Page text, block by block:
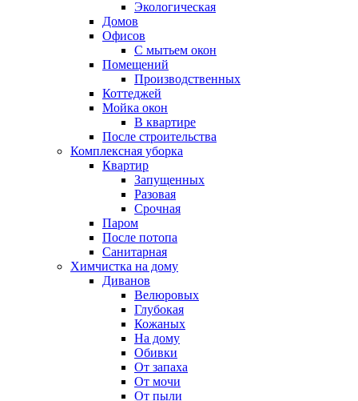
Экологическая
Домов
Офисов
С мытьем окон
Помещений
Производственных
Коттеджей
Мойка окон
В квартире
После строительства
Комплексная уборка
Квартир
Запущенных
Разовая
Срочная
Паром
После потопа
Санитарная
Химчистка на дому
Диванов
Велюровых
Глубокая
Кожаных
На дому
Обивки
От запаха
От мочи
От пыли